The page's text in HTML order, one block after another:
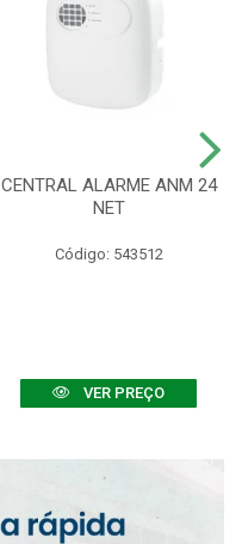
CENTRAL ALARME ANM 24
NET
Código: 543512
VER PREÇO